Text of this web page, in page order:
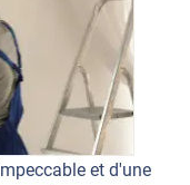
et d'une